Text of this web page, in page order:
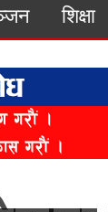
शिक्षा